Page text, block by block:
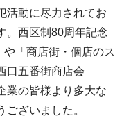
活動に尽力されてお
。西区制80周年記念
「商店街・個店のス
口五番街商店会
業の皆様より多大な
ざいました。